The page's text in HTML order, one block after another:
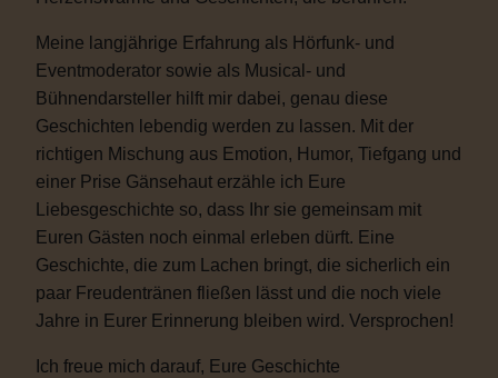
Meine langjährige Erfahrung als Hörfunk- und
Eventmoderator sowie als Musical- und
Bühnendarsteller hilft mir dabei, genau diese
Geschichten lebendig werden zu lassen. Mit der
richtigen Mischung aus Emotion, Humor, Tiefgang und
einer Prise Gänsehaut erzähle ich Eure
Liebesgeschichte so, dass Ihr sie gemeinsam mit
Euren Gästen noch einmal erleben dürft. Eine
Geschichte, die zum Lachen bringt, die sicherlich ein
paar Freudentränen fließen lässt und die noch viele
Jahre in Eurer Erinnerung bleiben wird. Versprochen!
Ich freue mich darauf, Eure Geschichte